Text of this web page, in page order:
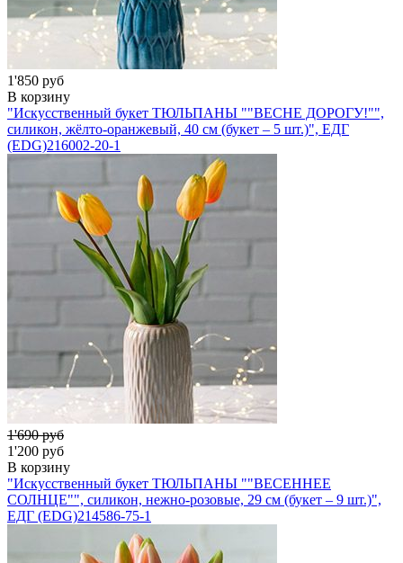
1'850 руб
В корзину
"Искусственный букет ТЮЛЬПАНЫ ""ВЕСНЕ ДОРОГУ!"",
силикон, жёлто-оранжевый, 40 см (букет – 5 шт.)", ЕДГ
(EDG)216002-20-1
1'690 руб
1'200 руб
В корзину
"Искусственный букет ТЮЛЬПАНЫ ""ВЕСЕННЕЕ
СОЛНЦЕ"", силикон, нежно-розовые, 29 см (букет – 9 шт.)",
ЕДГ (EDG)214586-75-1